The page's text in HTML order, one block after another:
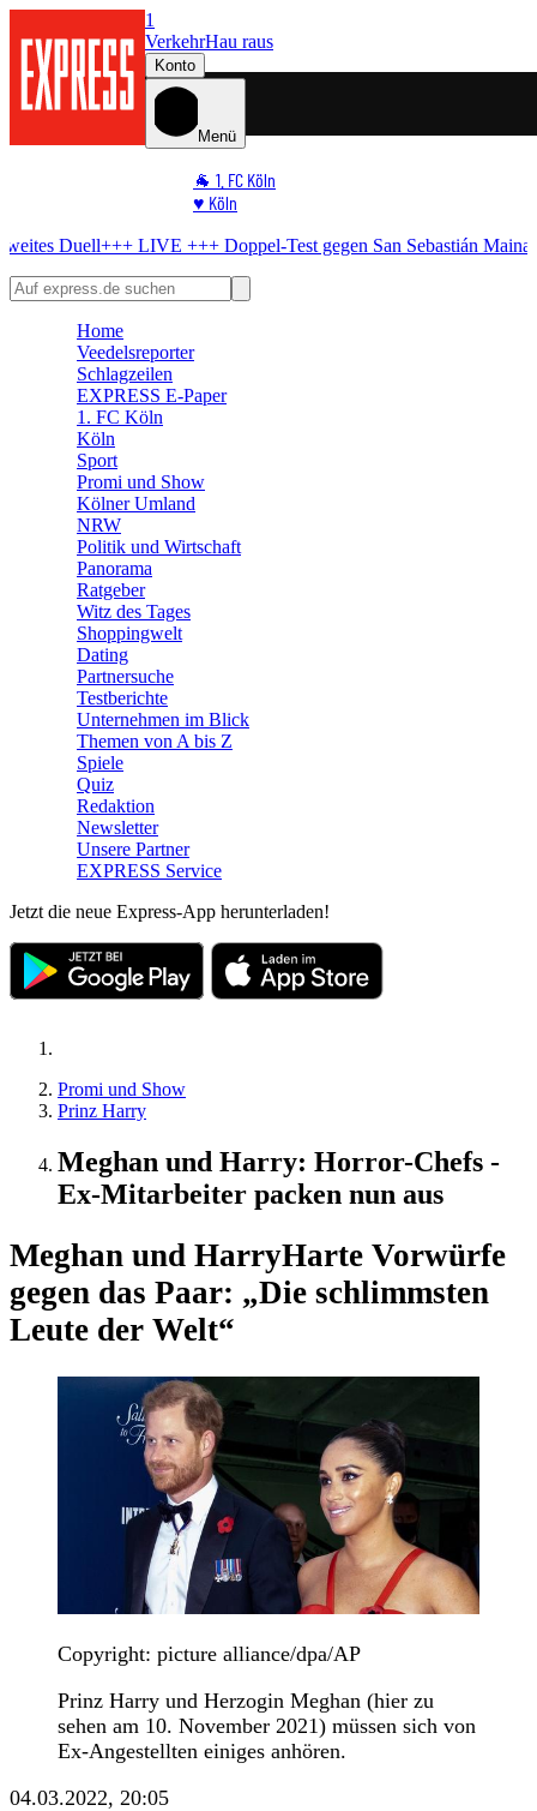
1
VerkehrHau raus
Konto
Menü
🐐 1. FC Köln
♥️ Köln
🏆 Sport
Doppel-Test gegen San SebastiánMaina und ein Youngster: FC
Home
Veedelsreporter
Schlagzeilen
EXPRESS E-Paper
1. FC Köln
Köln
Sport
Promi und Show
Kölner Umland
NRW
Politik und Wirtschaft
Panorama
Ratgeber
Witz des Tages
Shoppingwelt
Dating
Partnersuche
Testberichte
Unternehmen im Blick
Themen von A bis Z
Spiele
Quiz
Redaktion
Newsletter
Unsere Partner
EXPRESS Service
Jetzt die neue Express-App herunterladen!
Promi und Show
Prinz Harry
Meghan und Harry: Horror-Chefs -
Ex-Mitarbeiter packen nun aus
Meghan und HarryHarte Vorwürfe
gegen das Paar: „Die schlimmsten
Leute der Welt“
Copyright: picture alliance/dpa/AP
Prinz Harry und Herzogin Meghan (hier zu
sehen am 10. November 2021) müssen sich von
Ex-Angestellten einiges anhören.
04.03.2022, 20:05